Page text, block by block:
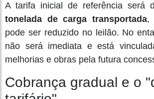
A tarifa inicial de referência será
tonelada de carga transportada,
pode ser reduzido no leilão. No
não será imediata e está
melhorias e obras pela futura
Cobrança gradual e o